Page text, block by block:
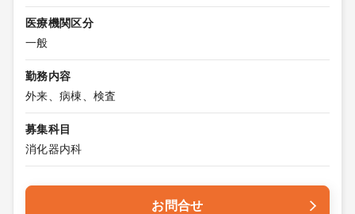
医療機関区分
一般
勤務内容
外来、病棟、検査
募集科目
消化器内科
お問合せ